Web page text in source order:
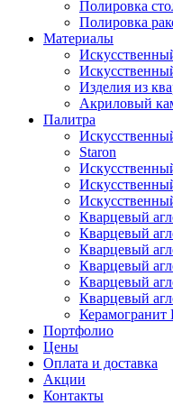
Полировка
Полировка
Материалы
Изделия из
Акриловый
Палитра
Staron
Кварцевый
Кварцевый
Кварцевый
Кварцевый
Кварцевый
Кварцевый
Керамогранит
Портфолио
Цены
Оплата и доставка
Акции
Контакты